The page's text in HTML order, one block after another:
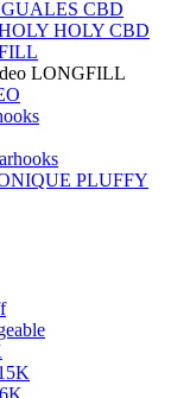
CBD
HOLY CBD
LONGFILL
PLUFFY